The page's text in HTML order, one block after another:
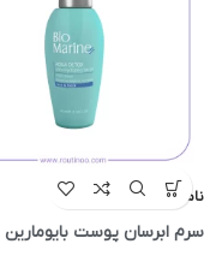
ناموجود
سرم ابرسان پوست بایومارین